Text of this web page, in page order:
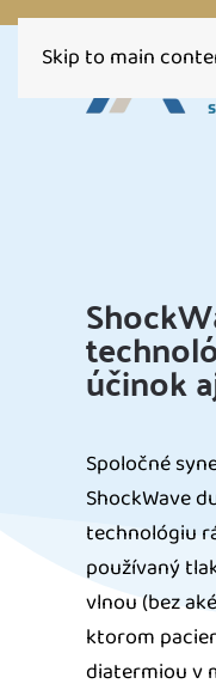
Skip to main
účinok
Spoločné
ShockWave
technológiu
používaný
vlnou (bez
ktorom
diatermiou v